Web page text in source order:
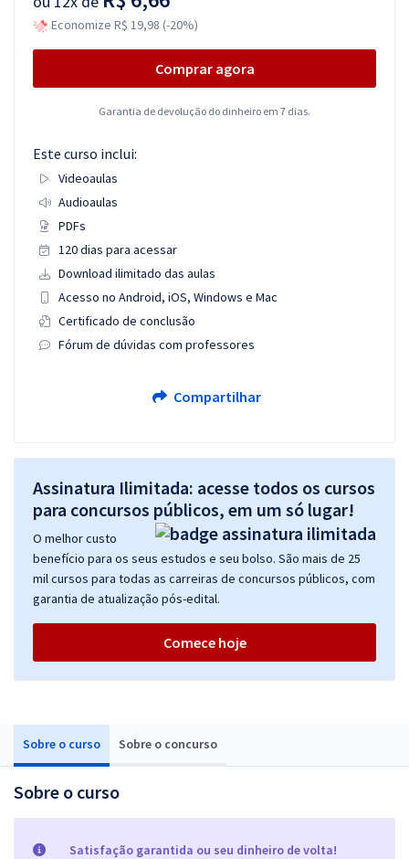
Sobre o curso Sobre o concurso
Sobre o curso
Satisfação garantida ou seu dinheiro de volta!
Economize R$ 19,98 (-20%)
Comprar agora
Garantia de devolução do dinheiro em 7 dias.
Este curso inclui:
Videoaulas
Audioaulas
PDFs
120 dias para acessar
Download ilimitado das aulas
Acesso no Android, iOS, Windows e Mac
Certificado de conclusão
Fórum de dúvidas com professores
Compartilhar
Assinatura Ilimitada: acesse todos os cursos
para concursos públicos, em um só lugar!
O melhor custo
benefício para os seus estudos e seu bolso. São mais de 25
mil cursos para todas as carreiras de concursos públicos, com
garantia de atualização pós-edital.
Comece hoje